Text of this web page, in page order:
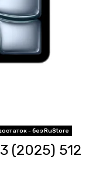
- без RuStore
(2025) 512